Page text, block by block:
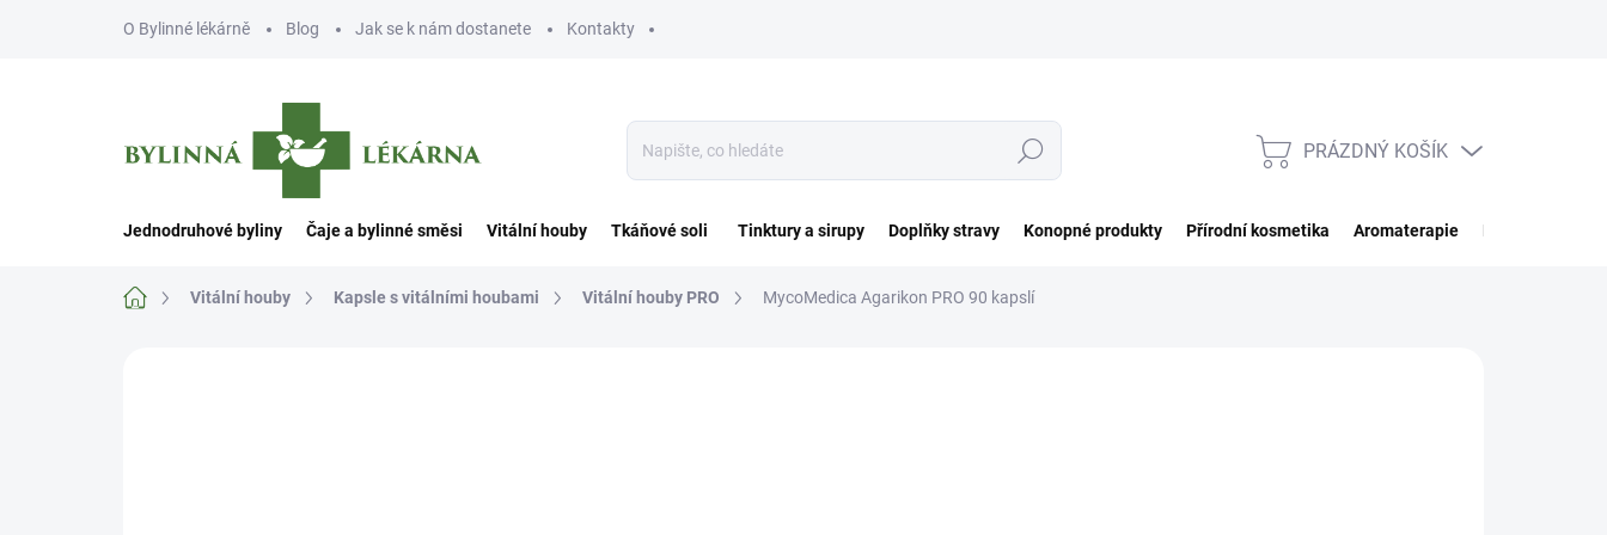
O Bylinné lékárně Blog Jak se k nám dostanete Kontakty
Hledat
NÁKUPNÍ
PRÁZDNÝ KOŠÍK
Jednodruhové byliny Čaje a bylinné směsi Vitální houby Tkáňové soli Tinktury a sirupy Doplňky stravy Konopné produkty Přírodní kosmetika Aromaterapie Potraviny
Domů Vitální houby Kapsle s vitálními houbami Vitální houby PRO MycoMedica Agarikon PRO 90 kapslí